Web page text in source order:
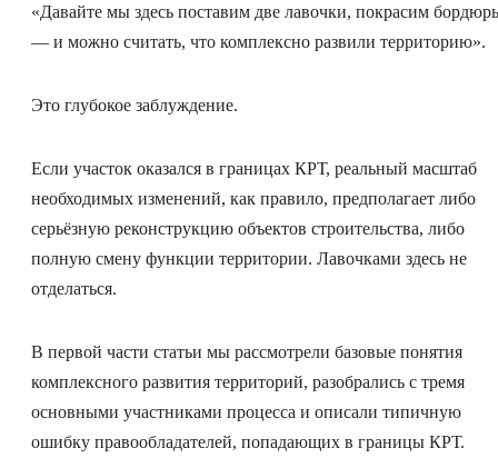
«Давайте мы здесь поставим две лавочки, покрасим
— и можно считать, что комплексно развили территорию».
Это глубокое заблуждение.
Если участок оказался в границах КРТ, реальный масштаб
необходимых изменений, как правило, предполагает либо
серьёзную реконструкцию объектов строительства, либо
полную смену функции территории. Лавочками здесь не
отделаться.
В первой части статьи мы рассмотрели базовые понятия
комплексного развития территорий, разобрались с тремя
основными участниками процесса и описали типичную
ошибку правообладателей, попадающих в границы КРТ.